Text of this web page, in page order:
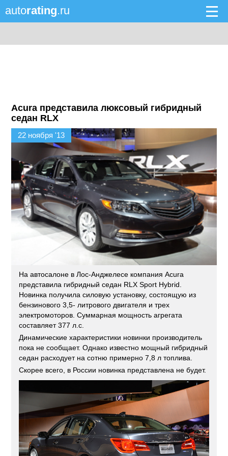
autorating.ru
Acura представила люксовый гибридный
седан RLX
22 ноября '13
На автосалоне в Лос-Анджелесе компания Acura
представила гибридный седан RLX Sport Hybrid.
Новинка получила силовую установку, состоящую из
бензинового 3,5- литрового двигателя и трех
электромоторов. Суммарная мощность агрегата
составляет 377 л.с.
Динамические характеристики новинки производитель
пока не сообщает. Однако известно мощный гибридный
седан расходует на сотню примерно 7,8 л топлива.
Скорее всего, в России новинка представлена не будет.